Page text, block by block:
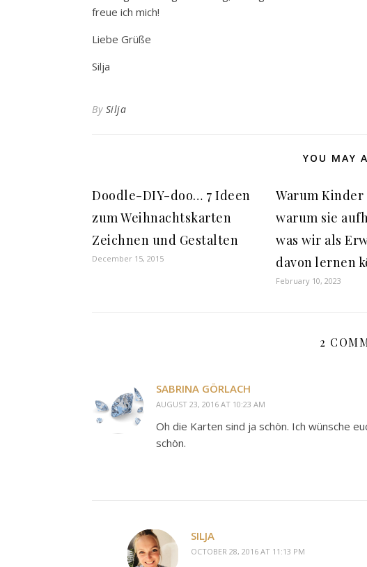
freue ich mich!
Liebe Grüße
Silja
By Silja
YOU MAY
Doodle-DIY-doo… 7 Ideen
zum Weihnachtskarten
Zeichnen und Gestalten
December 15, 2015
Warum Kinder
warum sie
was wir als
davon lernen
February 10, 2023
2
SABRINA GÖRLACH
AUGUST 23, 2016 AT 10:23 AM
Oh die Karten sind ja schön. Ich wünsche
schön.
SILJA
OCTOBER 28, 2016 AT 11:13 PM